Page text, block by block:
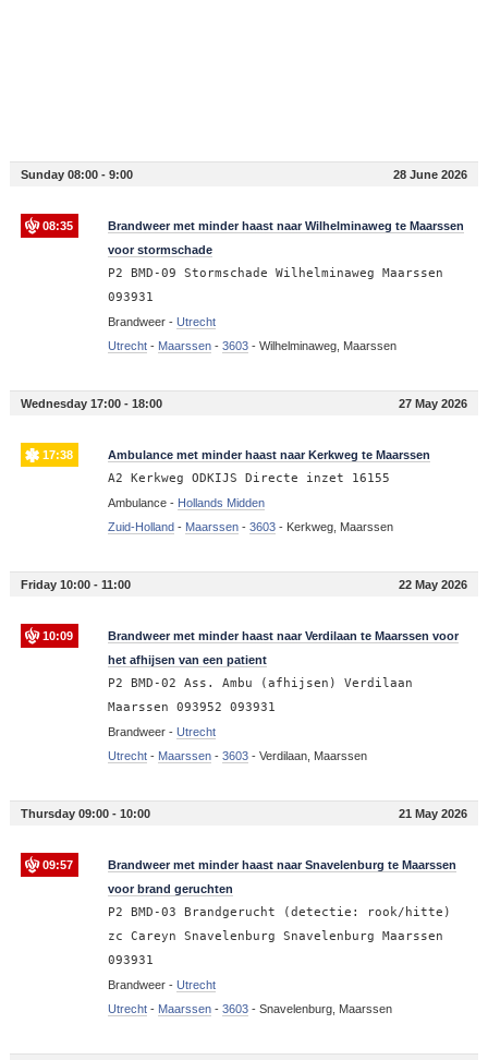
Sunday 08:00 - 9:00 28 June 2026
08:35
Brandweer met minder haast naar Wilhelminaweg te Maarssen
voor stormschade
P2 BMD-09 Stormschade Wilhelminaweg Maarssen
093931
Brandweer - Utrecht
Utrecht- Maarssen- 3603- Wilhelminaweg, Maarssen
Wednesday 17:00 - 18:00 27 May 2026
17:38 Ambulance met minder haast naar Kerkweg te Maarssen
A2 Kerkweg ODKIJS Directe inzet 16155
Ambulance - Hollands Midden
Zuid-Holland - Maarssen- 3603- Kerkweg, Maarssen
Friday 10:00 - 11:00 22 May 2026
10:09
Brandweer met minder haast naar Verdilaan te Maarssen voor
het afhijsen van een patient
P2 BMD-02 Ass. Ambu (afhijsen) Verdilaan
Maarssen 093952 093931
Brandweer - Utrecht
Utrecht- Maarssen- 3603- Verdilaan, Maarssen
Thursday 09:00 - 10:00 21 May 2026
09:57
Brandweer met minder haast naar Snavelenburg te Maarssen
voor brand geruchten
P2 BMD-03 Brandgerucht (detectie: rook/hitte)
zc Careyn Snavelenburg Snavelenburg Maarssen
093931
Brandweer - Utrecht
Utrecht- Maarssen- 3603- Snavelenburg, Maarssen